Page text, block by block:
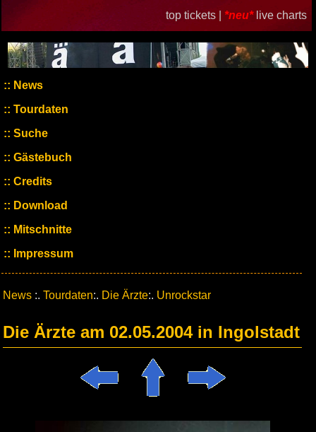
top tickets | *neu* live charts
News
Tourdaten
Suche
Gästebuch
Credits
Download
Mitschnitte
Impressum
News :. Tourdaten:. Die Ärzte:. Unrockstar
Die Ärzte am 02.05.2004 in Ingolstadt